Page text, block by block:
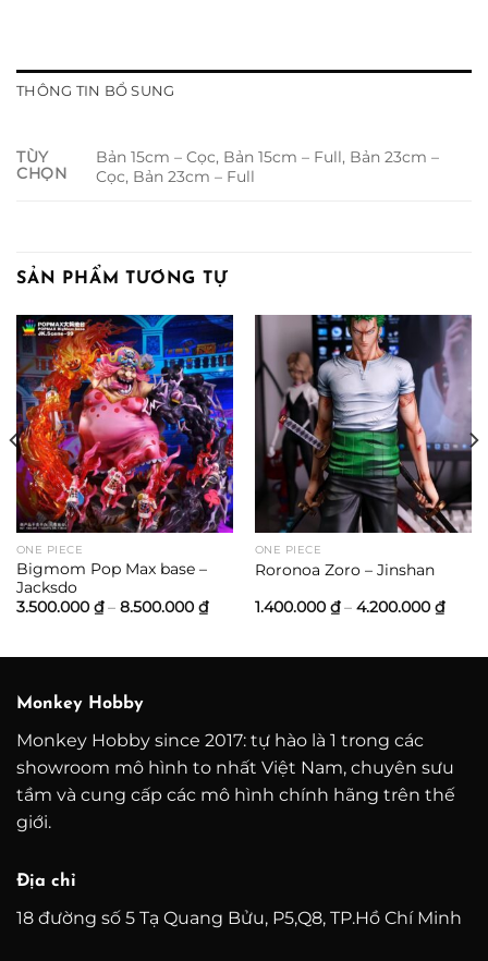
THÔNG TIN BỔ SUNG
TÙY
CHỌN
Bản 15cm – Cọc, Bản 15cm – Full, Bản 23cm –
Cọc, Bản 23cm – Full
SẢN PHẨM TƯƠNG TỰ
ONE PIECE
Bigmom Pop Max base –
Jacksdo
3.500.000 ₫ – 8.500.000 ₫Khoảng
giá:
đến
ONE PIECE
Roronoa Zoro – Jinshan
1.400.000 ₫ – 4.200.000 ₫
giá:
đến
₫
₫
Monkey Hobby
Monkey Hobby since 2017: tự hào là 1 trong các
showroom mô hình to nhất Việt Nam, chuyên sưu
tầm và cung cấp các mô hình chính hãng trên thế
giới.
Địa chỉ
18 đường số 5 Tạ Quang Bửu, P5,Q8, TP.Hồ Chí Minh